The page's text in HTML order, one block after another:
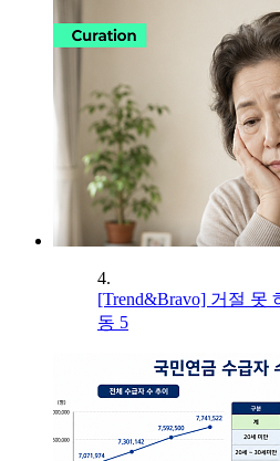
4.
[Trend&Bravo] 거절 못
동 5